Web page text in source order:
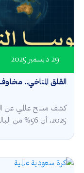
القلق المناخي..
29 ديسمبر 2025
2025، أن 56% من البالغين في 9 دول متوسطة...